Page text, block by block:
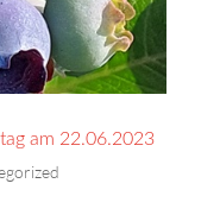
am 22.06.2023